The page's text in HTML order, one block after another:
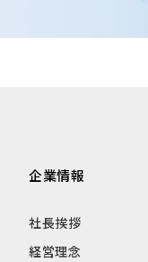
企業情報
社長挨拶
経営理念